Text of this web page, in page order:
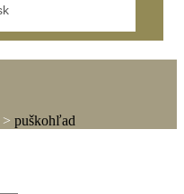
> puškohľad